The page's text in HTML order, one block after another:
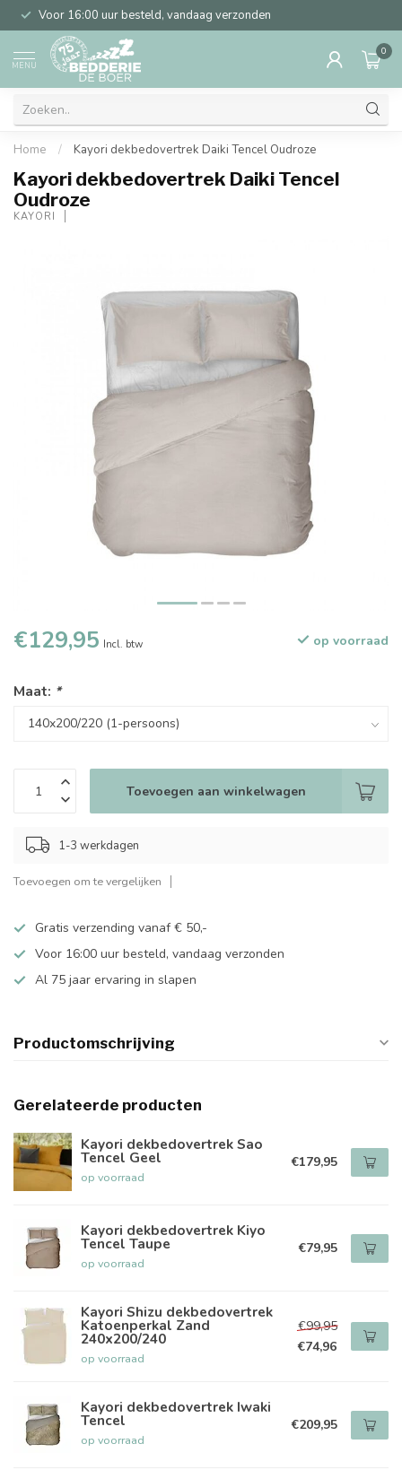
Voor 16:00 uur besteld, vandaag verzonden
MENU
0
Home / Kayori dekbedovertrek Daiki Tencel Oudroze
Kayori dekbedovertrek Daiki Tencel
Oudroze
KAYORI
€129,95 Incl. btw op voorraad
Maat: *
Toevoegen aan winkelwagen
1-3 werkdagen
Toevoegen om te vergelijken
Gratis verzending vanaf € 50,-
Voor 16:00 uur besteld, vandaag verzonden
Al 75 jaar ervaring in slapen
Productomschrijving
Gerelateerde producten
Kayori dekbedovertrek Sao
Tencel Geel
op voorraad
€179,95
Kayori dekbedovertrek Kiyo
Tencel Taupe
op voorraad
€79,95
Kayori Shizu dekbedovertrek
Katoenperkal Zand
240x200/240
op voorraad
€99,95
€74,96
Kayori dekbedovertrek Iwaki
Tencel
op voorraad
€209,95